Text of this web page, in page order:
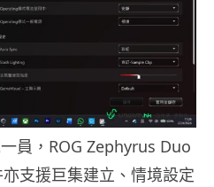
員，ROG Zephyrus Duo
支援巨集建立、情境設定